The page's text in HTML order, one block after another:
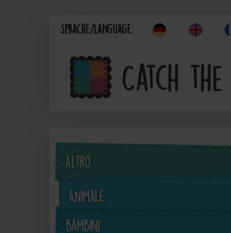
Sprache/Language:
Altro
Animale
Bambini